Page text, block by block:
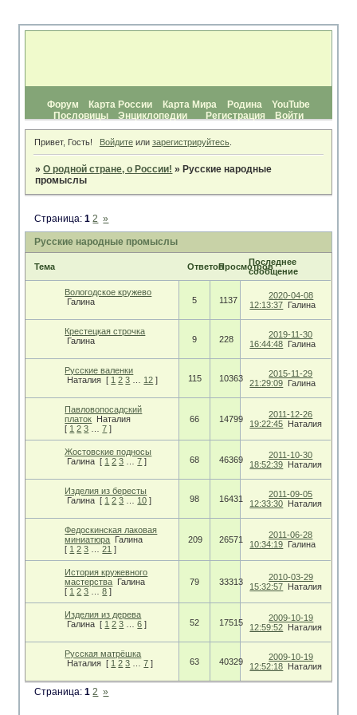
Форум Карта России Карта Мира Родина
YouTube
Пословицы
Энциклопедии Регистрация Войти
Привет, Гость! Войдитеили зарегистрируйтесь.
»О родной стране, о России! »Русские народные
промыслы
Русские народные промыслы
Страница:1 2 »
Тема ОтветовПросмотровПоследнее
сообщение
Вологодское кружево
Галина
5 1137
2020-04-08
12:13:37 Галина
Крестецкая строчка
Галина
9 228
2019-11-30
16:44:48 Галина
Русские валенки
Наталия [ 1 2 3 12 ] 115 10363
2015-11-29
21:29:09 Галина
Павловопосадский
платок Наталия
[ 1 2 3 7 ]
66 14799
2011-12-26
19:22:45 Наталия
Жостовские подносы
Галина [ 1 2 3 7 ] 68 46369
2011-10-30
18:52:39 Наталия
Изделия из бересты
Галина [ 1 2 3 10 ] 98 16431
2011-09-05
12:33:30 Наталия
Федоскинская лаковая
миниатюра Галина
[ 1 2 3 21 ]
209 26571
2011-06-28
10:34:19 Галина
История кружевного
мастерства Галина
[ 1 2 3 8 ]
79 33313
2010-03-29
15:32:57 Наталия
Изделия из дерева
Галина [ 1 2 3 6 ] 52 17515
2009-10-19
12:59:52 Наталия
Русская матрёшка
Наталия [ 1 2 3 7 ] 63 40329
2009-10-19
12:52:18 Наталия
Страница:1 2 »